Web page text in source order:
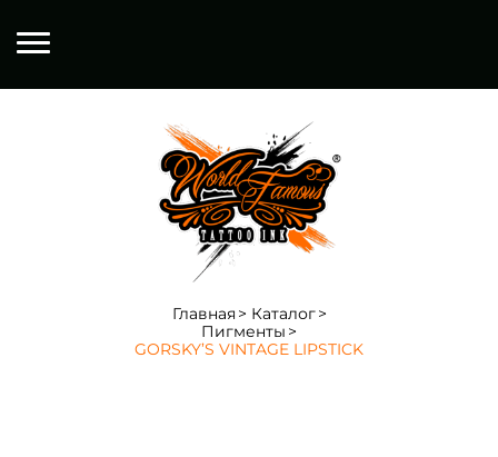
Главная
Каталог
Пигменты
GORSKY’S VINTAGE LIPSTICK